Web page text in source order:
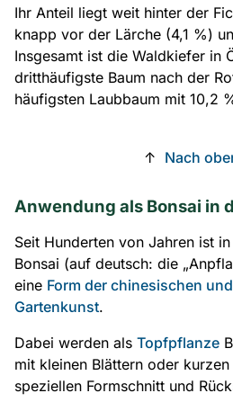
Ihr Anteil liegt weit hinter der
knapp vor der Lärche (4,1 %)
Insgesamt ist die Waldkiefer in
dritthäufigste Baum nach der
häufigsten Laubbaum mit 10,2
↑ Nach
Anwendung als Bonsai in
Seit Hunderten von Jahren ist
Bonsai (auf deutsch: die
eine Form der chinesischen
Gartenkunst.
Dabei werden als Topfpflanze
mit kleinen Blättern oder
speziellen Formschnitt und